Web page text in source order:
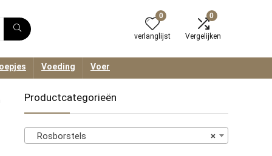
0
verlanglijst
0
Vergelijken
Voeding Voer
Productcategorieën
×
Rosborstels